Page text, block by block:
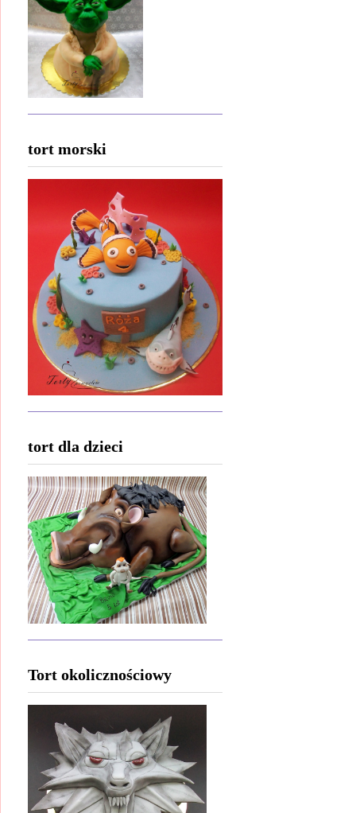
tort morski
tort dla dzieci
Tort okolicznościowy